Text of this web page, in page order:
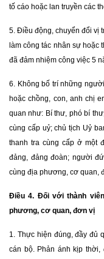
tố cáo hoặc lan truyền các
5. Điều động, chuyển đổi vị
làm công tác nhân sự hoặc
đã đảm nhiệm công việc 5
6. Không bố trí những
hoặc chồng, con, anh chị
quan như: Bí thư, phó bí
cùng cấp uỷ; chủ tịch Uỷ
thanh tra cùng cấp ở một
đảng, đảng đoàn; người
cùng địa phương, cơ quan,
Điều 4. Đối với thành
phương, cơ quan, đơn vị
1. Thực hiện đúng, đầy đủ
cán bộ. Phản ánh kịp thời,